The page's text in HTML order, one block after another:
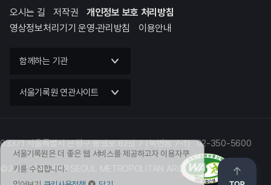
서울기록원은 더 좋은 웹 서비스를 제공하고자 이용자쿠
키를 수집합니다.
오시는 길 저작권
개인정보 보호 처리방침
영상정보처리기기 운영·관리방침
이용안내
함께하는 기관
서울기록원 연관사이트
03371 서울특별시 은평구 통일로 62길 7 (녹번동 7-1) 02-350-5600
©2023 서울기록원 SEOUL METROPOLITAN ARCHIVES